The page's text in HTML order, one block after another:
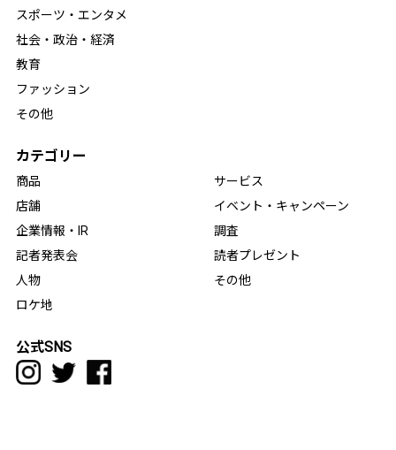
スポーツ・エンタメ
社会・政治・経済
教育
ファッション
その他
カテゴリー
商品
店舗
企業情報・IR
記者発表会
人物
ロケ地
サービス
イベント・キャンペーン
調査
読者プレゼント
その他
公式SNS